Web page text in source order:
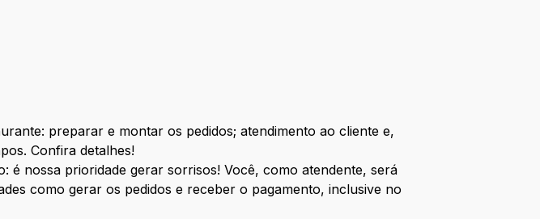
preparar e montar os pedidos; atendimento ao cliente e,
Confira detalhes!
é nossa prioridade gerar sorrisos! Você, como atendente, será
como gerar os pedidos e receber o pagamento, inclusive no